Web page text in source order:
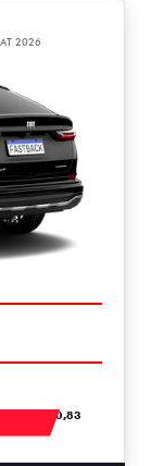
AT 2026
R$ 2.820,83